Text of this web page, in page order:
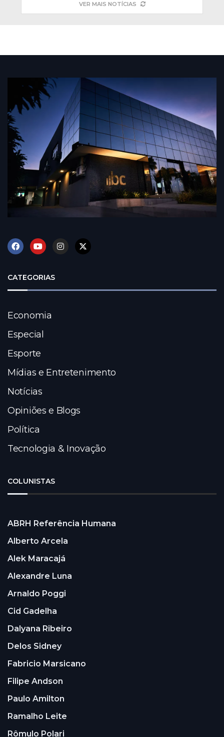
VER MAIS NOTÍCIAS
CATEGORIAS
Economia
Especial
Esporte
Mídias e Entretenimento
Notícias
Opiniões e Blogs
Política
Tecnologia & Inovação
COLUNISTAS
ABRH Referência Humana
Alberto Arcela
Alek Maracajá
Alexandre Luna
Arnaldo Poggi
Cid Gadelha
Dalyana Ribeiro
Delos Sidney
Fabricio Marsicano
Filipe Andson
Paulo Amilton
Ramalho Leite
Rômulo Polari